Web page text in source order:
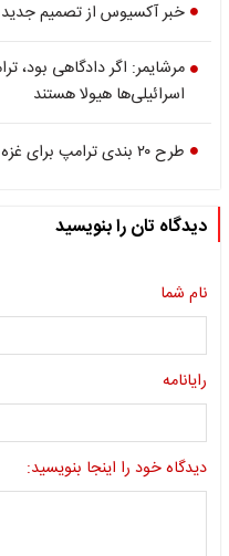
خبر آکسیوس از تصمیم جدید
مرشایمر: اگر دادگاهی بود،
اسرائیلی‌ها هیولا هستند
طرح ۲۰ بندی ترامپ برای غزه منتشر شد
دیدگاه تان را بنویسید
نام شما
رایانامه
دیدگاه خود را اینجا بنویسید: